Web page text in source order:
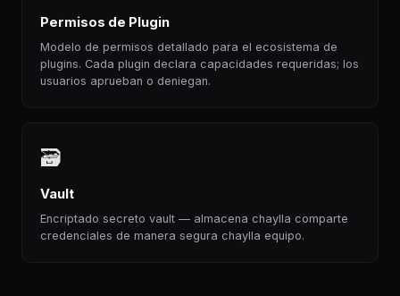
Permisos de Plugin
Modelo de permisos detallado para el ecosistema de
plugins. Cada plugin declara capacidades requeridas; los
usuarios aprueban o deniegan.
🗃
Vault
Encriptado secreto vault — almacena chaylla comparte
credenciales de manera segura chaylla equipo.